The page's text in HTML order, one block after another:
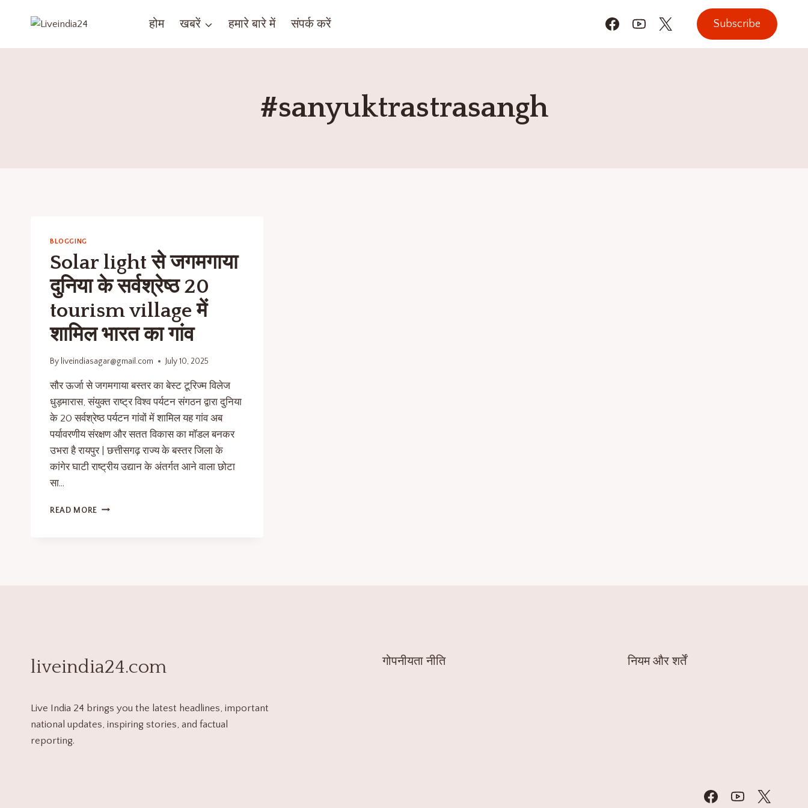
होम खबरें हमारे बारे में संपर्क करें Subscribe
#sanyuktrastrasangh
BLOGGING
Solar light से जगमगाया
दुनिया के सर्वश्रेष्ठ 20
tourism village में
शामिल भारत का गांव
By liveindiasagar@gmail.com July 10, 2025
सौर ऊर्जा से जगमगाया बस्तर का बेस्ट टूरिज्म विलेज
धुड़मारास, संयुक्त राष्ट्र विश्व पर्यटन संगठन द्वारा दुनिया
के 20 सर्वश्रेष्ठ पर्यटन गांवों में शामिल यह गांव अब
पर्यावरणीय संरक्षण और सतत विकास का मॉडल बनकर
उभरा है रायपुर | छत्तीसगढ़ राज्य के बस्तर जिला के
कांगेर घाटी राष्ट्रीय उद्यान के अंतर्गत आने वाला छोटा
सा…
READ MORE
liveindia24.com
Live India 24 brings you the latest headlines, important
national updates, inspiring stories, and factual
reporting.
गोपनीयता नीति नियम और शर्तें